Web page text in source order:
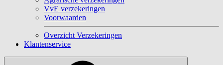
VvE verzekeringen
Voorwaarden
Overzicht Verzekeringen
Klantenservice